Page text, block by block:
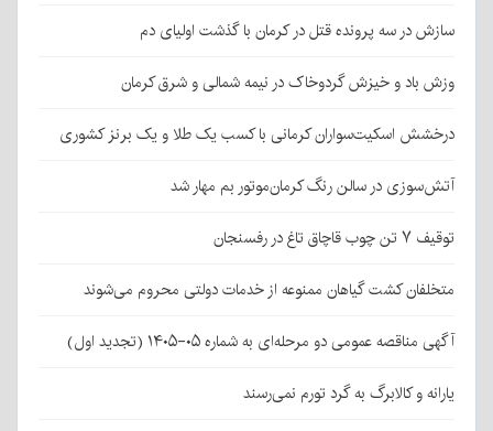
سازش در سه پرونده قتل در کرمان با گذشت اولیای دم
وزش باد و خیزش گردوخاک در نیمه شمالی و شرق کرمان
درخشش اسکیت‌سواران کرمانی با کسب یک طلا و یک برنز کشوری
آتش‌سوزی در سالن رنگ کرمان‌موتور بم مهار شد
توقیف ۷ تن چوب قاچاق تاغ در رفسنجان
متخلفان کشت گیاهان ممنوعه از خدمات دولتی محروم می‌شوند
آگهی مناقصه عمومی دو مرحله‌ای به شماره ۰۵-۱۴۰۵ (تجدید اول)
یارانه و کالابرگ به گرد تورم نمی‌رسند